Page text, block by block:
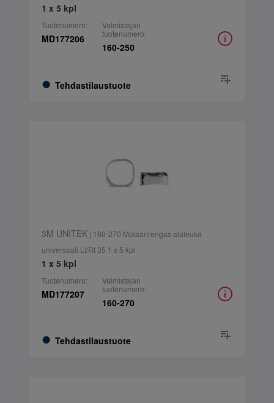
1 x 5 kpl
Tuotenumero:
MD177206
Tehdastilaustuote
Valmistajan
tuotenumero:
160-250
3M UNITEK| 160-270 Molaarirengas alaleuka
universaali Lt/Rt 35 1 x 5 kpl
1 x 5 kpl
Tuotenumero:
MD177207
Tehdastilaustuote
Valmistajan
tuotenumero:
160-270